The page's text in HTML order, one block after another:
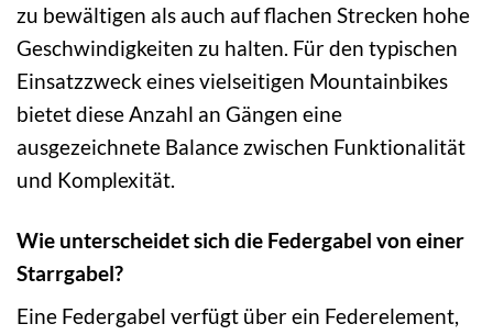
zu bewältigen als auch auf flachen Strecken hohe
Geschwindigkeiten zu halten. Für den typischen
Einsatzzweck eines vielseitigen Mountainbikes
bietet diese Anzahl an Gängen eine
ausgezeichnete Balance zwischen Funktionalität
und Komplexität.
Wie unterscheidet sich die Federgabel von einer
Starrgabel?
Eine Federgabel verfügt über ein Federelement,